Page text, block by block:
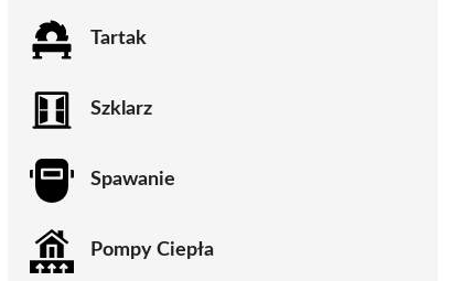
Tartak
Szklarz
Spawanie
Pompy Ciepła